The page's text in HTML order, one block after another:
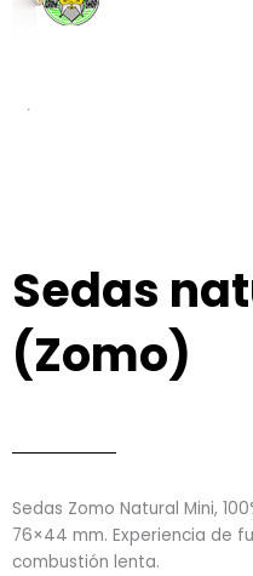
Sedas
(Zomo)
Sedas Zomo Natural Mini,
76×44 mm. Experiencia de
combustión lenta.